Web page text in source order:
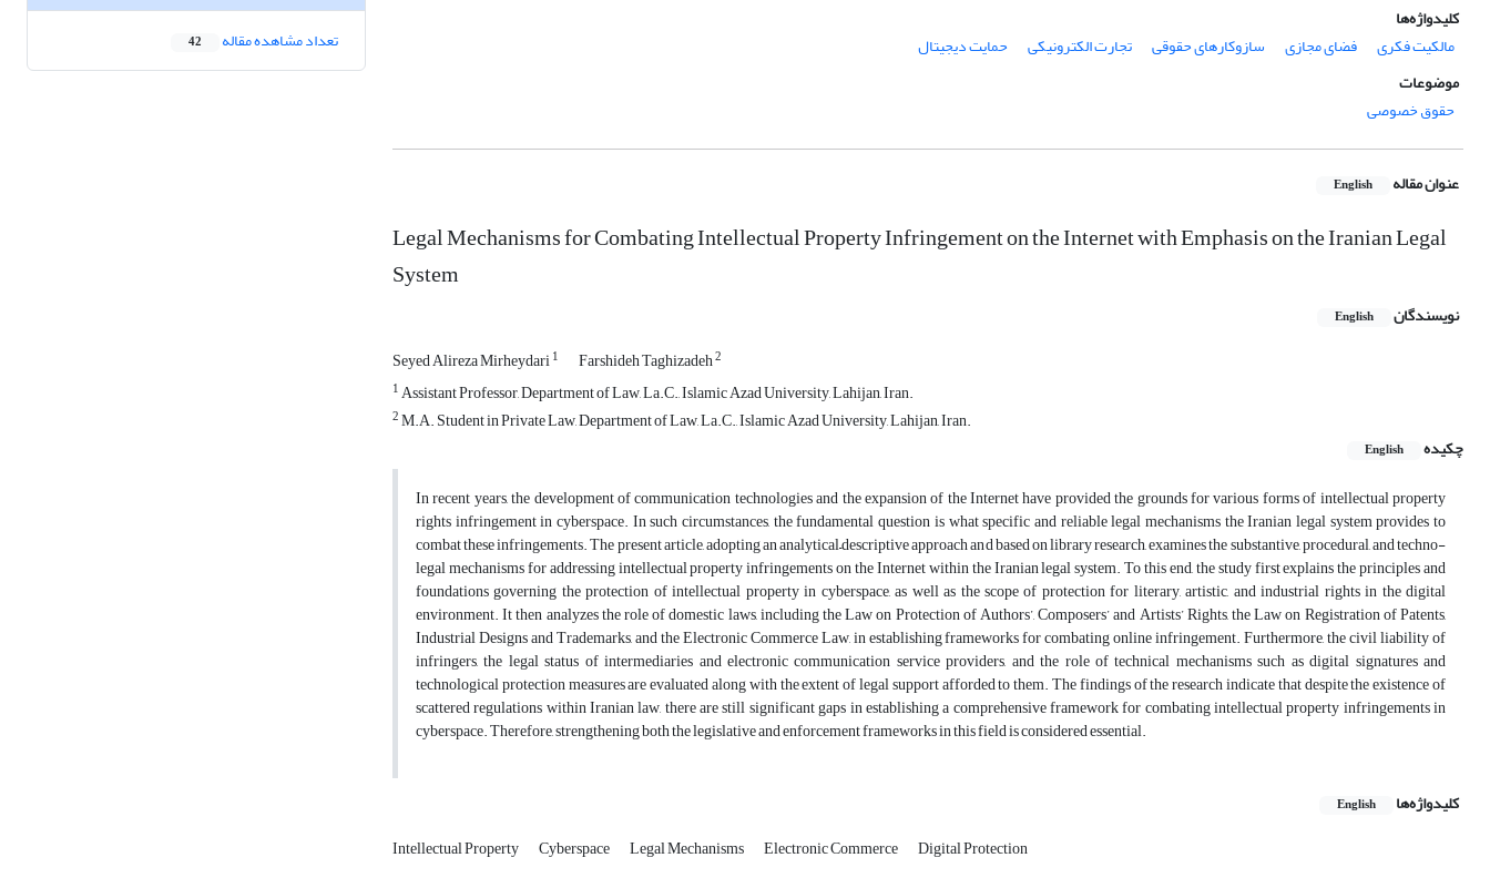
کلیدواژه‌ها
مالکیت فکری
فضای مجازی سازوکارهای حقوقی تجارت الکترونیکی
حمایت دیجیتال
موضوعات
حقوق خصوصی
عنوان مقاله English
Legal Mechanisms for Combating Intellectual Property Infringement on the Internet with Emphasis on the Iranian Legal
System
نویسندگان English
Seyed Alireza Mirheydari1 Farshideh Taghizadeh2
1Assistant Professor, Department of Law, La.C., Islamic Azad University, Lahijan, Iran.
2M.A. Student in Private Law, Department of Law, La.C., Islamic Azad University, Lahijan, Iran.
چکیده
English
In recent years, the development of communication technologies and the expansion of the Internet have provided the grounds for various forms of intellectual property
rights infringement in cyberspace. In such circumstances, the fundamental question is what specific and reliable legal mechanisms the Iranian legal system provides to
combat these infringements. The present article, adopting an analytical–descriptive approach and based on library research, examines the substantive, procedural, and techno-
legal mechanisms for addressing intellectual property infringements on the Internet within the Iranian legal system. To this end, the study first explains the principles and
foundations governing the protection of intellectual property in cyberspace, as well as the scope of protection for literary, artistic, and industrial rights in the digital
environment. It then analyzes the role of domestic laws, including the Law on Protection of Authors’, Composers’ and Artists’ Rights, the Law on Registration of Patents,
Industrial Designs and Trademarks, and the Electronic Commerce Law, in establishing frameworks for combating online infringement. Furthermore, the civil liability of
infringers, the legal status of intermediaries and electronic communication service providers, and the role of technical mechanisms such as digital signatures and
technological protection measures are evaluated along with the extent of legal support afforded to them. The findings of the research indicate that despite the existence of
scattered regulations within Iranian law, there are still significant gaps in establishing a comprehensive framework for combating intellectual property infringements in
cyberspace. Therefore, strengthening both the legislative and enforcement frameworks in this field is considered essential.
کلیدواژه‌ها English
Intellectual Property Cyberspace Legal Mechanisms Electronic Commerce Digital Protection
تعداد مشاهده مقاله 42